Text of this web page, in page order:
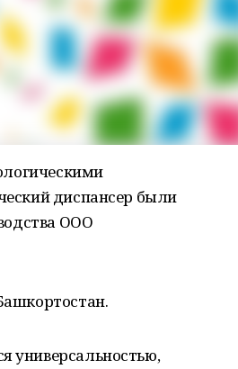
диспансер были
ООО
универсальностью,